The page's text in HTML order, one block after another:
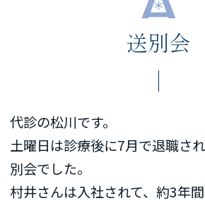
送別会
代診の松川です。
土曜日は診療後に7月で退職さ
別会でした。
村井さんは入社されて、約3年